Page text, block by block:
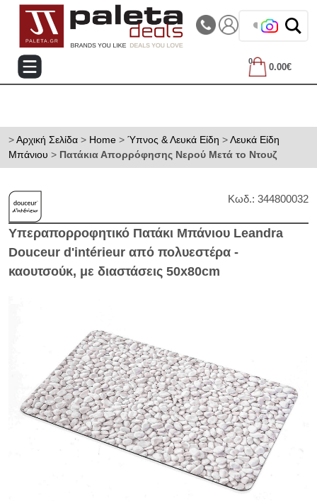
Τηλεφωνικές Παραγγελίες: 2105714144 |||
❤️ Βρες τα
0
0.00€
>Αρχική Σελίδα > Home > Ύπνος & Λευκά Είδη >Λευκά Είδη
Μπάνιου > Πατάκια Απορρόφησης Νερού Μετά το Ντουζ
Κωδ.: 344800032
Υπεραπορροφητικό Πατάκι Μπάνιου Leandra
Douceur d'intérieur από πολυεστέρα -
καουτσούκ, με διαστάσεις 50x80cm